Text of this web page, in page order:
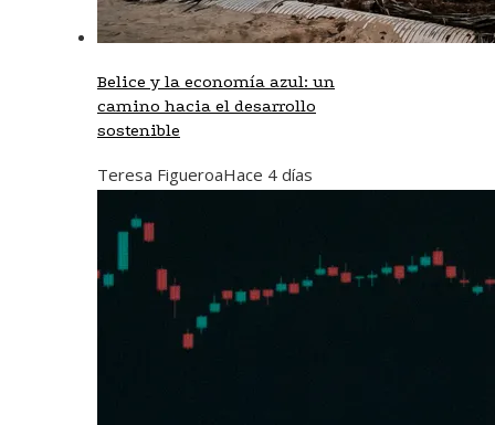
Belice y la economía azul: un
camino hacia el desarrollo
sostenible
Teresa FigueroaHace 4 días